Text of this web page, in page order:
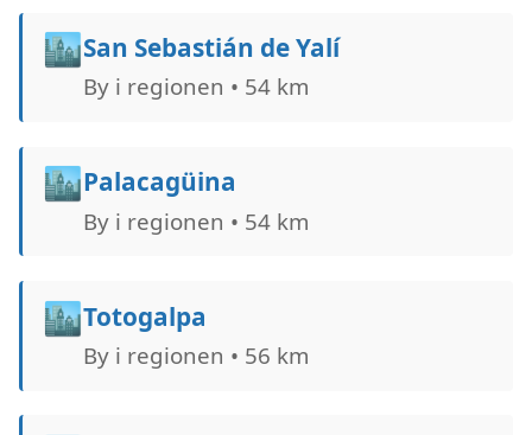
🏙️San Sebastián de Yalí
By i regionen • 54 km
🏙️Palacagüina
By i regionen • 54 km
🏙️Totogalpa
By i regionen • 56 km